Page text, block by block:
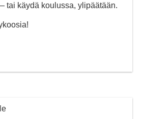
tai käydä koulussa, ylipäätään.